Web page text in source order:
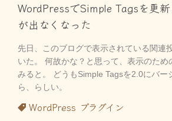
WordPressでSimple Tagsを更
が出なくなった
先日、このブログで表示されている関連
いた。 何故かな？と思って、表示のため
みると。 どうもSimple Tagsを2.0にバー
ら、らしい。
WordPress プラグイン